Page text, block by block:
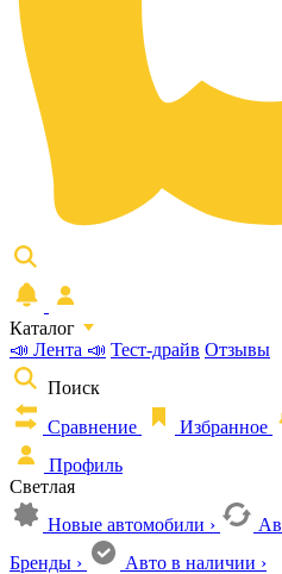
Каталог
📣 Лента 📣 Тест-драйв Отзывы
Поиск
Сравнение
Избранное
Профиль
Светлая
Новые автомобили ›
Бренды › Авто в наличии ›